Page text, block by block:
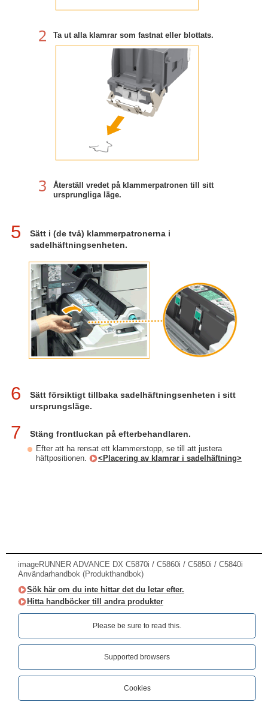
Ta ut alla klamrar som fastnat eller blottats.
Återställ vredet på klammerpatronen till sitt
ursprungliga läge.
5
Sätt i (de två) klammerpatronerna i
sadelhäftningsenheten.
6
Sätt försiktigt tillbaka sadelhäftningsenheten i sitt
ursprungsläge.
7 Stäng frontluckan på efterbehandlaren.
Efter att ha rensat ett klammerstopp, se till att justera
häftpositionen.
<Placering av klamrar i sadelhäftning>
imageRUNNER ADVANCE DX C5870i / C5860i / C5850i / C5840i
Användarhandbok (Produkthandbok)
Sök här om du inte hittar det du letar efter.
Hitta handböcker till andra produkter
Please be sure to read this.‎
Supported browsers
Cookies